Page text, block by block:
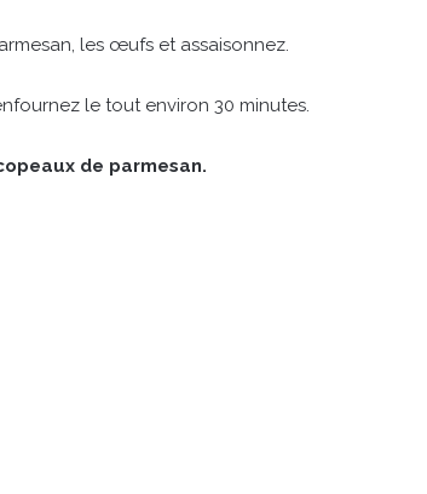
les œufs et assaisonnez.
le tout environ 30 minutes.
de parmesan.